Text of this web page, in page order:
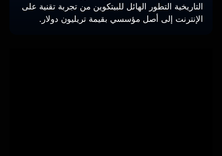
التاريخية التطور الهائل للبيتكوين من تجربة تقنية على
الإنترنت إلى أصل مؤسسي بقيمة تريليون دولار.